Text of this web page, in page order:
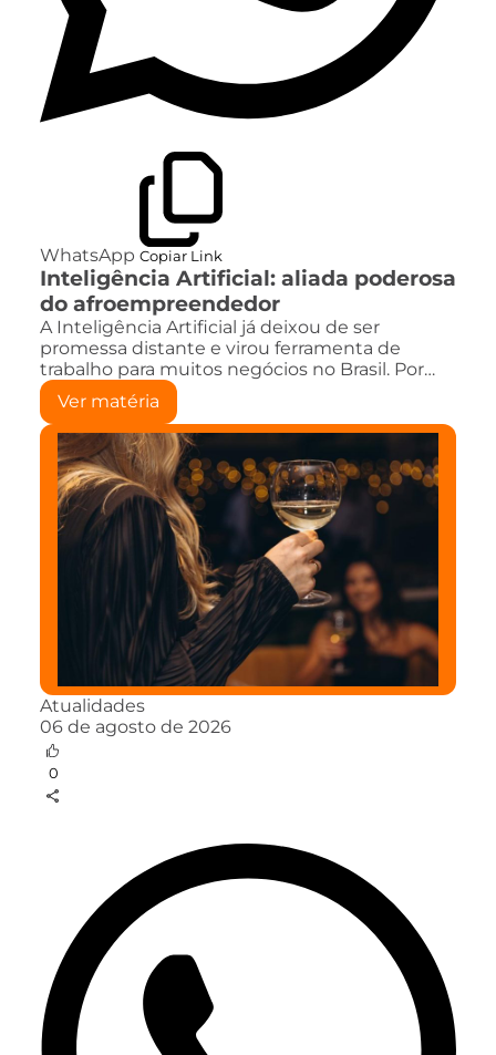
WhatsApp Copiar Link
Inteligência Artificial: aliada poderosa
do afroempreendedor
A Inteligência Artificial já deixou de ser
promessa distante e virou ferramenta de
trabalho para muitos negócios no Brasil. Por…
Ver matéria
Atualidades
06 de agosto de 2026
0